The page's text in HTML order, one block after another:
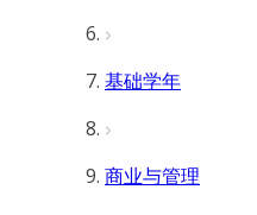
基础学年
商业与管理